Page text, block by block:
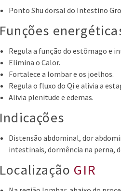
Ponto Shu dorsal do Intestino
Funções
Regula a função do estômago e
Elimina o Calor.
Fortalece a lombar e os joelhos.
Regula o fluxo do Qi e alivia a
Alivia plenitude e edemas.
Indicações
Distensão abdominal, dor
intestinais, dormência na perna,
Localização GIR